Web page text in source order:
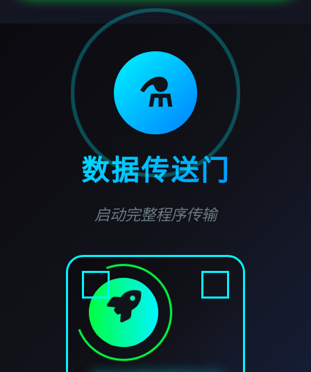
⚗️
数据传送门
启动完整程序传输